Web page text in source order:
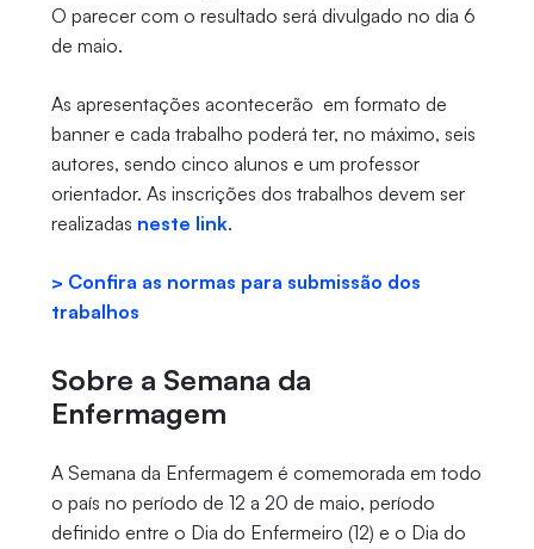
O parecer com o resultado será divulgado no dia 6
de maio.
As apresentações acontecerão em formato de
banner e cada trabalho poderá ter, no máximo, seis
autores, sendo cinco alunos e um professor
orientador. As inscrições dos trabalhos devem ser
realizadas neste link.
> Confira as normas para submissão dos
trabalhos
Sobre a Semana da
Enfermagem
A Semana da Enfermagem é comemorada em todo
o país no período de 12 a 20 de maio, período
definido entre o Dia do Enfermeiro (12) e o Dia do